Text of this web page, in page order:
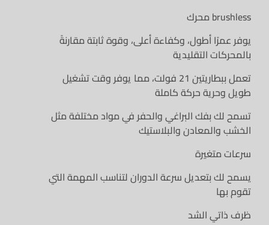
محرك brushless
يوفر عمرًا أطول، وكفاءة أعلى، وقوة ثابتة مقارنةً
بالمحركات التقليدية
تعمل ببطاريتين 21 فولت، مما يوفر وقت تشغيل
طويل وحرية حركة كاملة
تسمح لك بفك البراغي والحفر في مواد مختلفة مثل
الخشب والمعادن والبلاستيك
سرعات متغيرة
يسمح لك بتعديل سرعة الدوران لتناسب المهمة التي
تقوم بها
ظرف ذاتي الشد